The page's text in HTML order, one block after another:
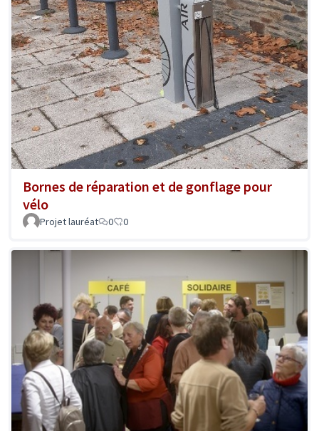
Bornes de réparation et de gonflage pour
vélo
Projet lauréat 0 0